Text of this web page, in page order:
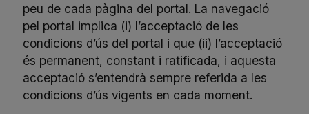
peu de cada pàgina del portal. La navegació
pel portal implica (i) l’acceptació de les
condicions d’ús del portal i que (ii) l’acceptació
és permanent, constant i ratificada, i aquesta
acceptació s’entendrà sempre referida a les
condicions d’ús vigents en cada moment.